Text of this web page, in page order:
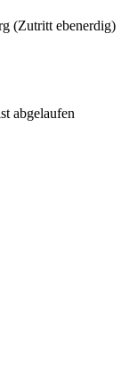
(Zutritt ebenerdig)
abgelaufen